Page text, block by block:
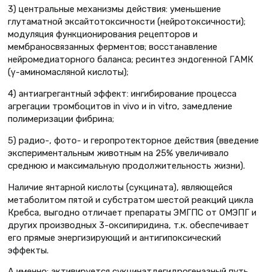
3) центральные механизмы действия: уменьшение
глутаматной эксайтотоксичности (нейротоксичности);
модуляция функционирования рецепторов и
мембраносвязанных ферментов; восстанавление
нейромедиаторного баланса; ресинтез эндогенной ГАМК
(γ-аминомасляной кислоты);
4) антиагрегантный эффект: ингибирование процесса
агрегации тромбоцитов in vivo и in vitro, замедление
полимеризации фибрина;
5) радио-, фото- и геропротекторное действия (введение
экспериментальным животным на 25% увеличивало
среднюю и максимальную продолжительность жизни).
Наличие янтарной кислоты (сукцината), являющейся
метаболитом пятой и субстратом шестой реакций цикла
Кребса, выгодно отличает препараты ЭМГПС от ОМЭПГ и
других производных 3-оксипиридина, т.к. обеспечивает
его прямые энергизирующий и антигипоксический
эффекты.